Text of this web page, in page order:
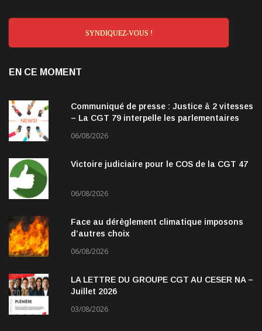
SYNDIQUEZ-VOUS !
EN CE MOMENT
Communiqué de presse : Justice à 2 vitesses
– La CGT 79 interpelle les parlementaires
06/08/2026
Victoire judiciaire pour le COS de la CGT 47
06/08/2026
Face au dérèglement climatique imposons
d’autres choix
06/08/2026
LA LETTRE DU GROUPE CGT AU CESER NA –
Juillet 2026
03/08/2026